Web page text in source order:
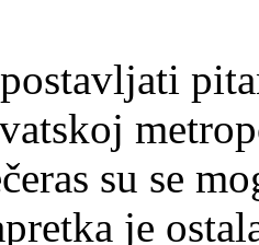
su se
je